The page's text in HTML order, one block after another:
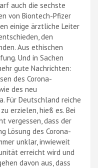
auch die sechste
von Biontech-Pfizer
einige ärztliche Leiter
den
Aus ethischen
Und in Sachen
gute Nachrichten:
des Corona-
des neu
Für Deutschland reiche
erzielen, hieß es. Bei
vergessen, dass der
Lösung des Corona-
unklar, inwieweit
erreicht wird und
davon aus, dass